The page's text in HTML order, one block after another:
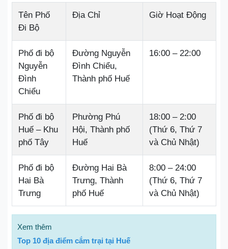
Tên Phố
Đi Bộ
Địa Chỉ Giờ Hoạt Động
Phố đi bộ
Nguyễn
Đình
Chiểu
Đường Nguyễn
Đình Chiểu,
Thành phố Huế
16:00 – 22:00
Phố đi bộ
Huế – Khu
phố Tây
Phường Phú
Hội, Thành phố
Huế
18:00 – 2:00
(Thứ 6, Thứ 7
và Chủ Nhật)
Phố đi bộ
Hai Bà
Trưng
Đường Hai Bà
Trưng, Thành
phố Huế
8:00 – 24:00
(Thứ 6, Thứ 7
và Chủ Nhật)
Xem thêm
Top 10 địa điểm cắm trại tại Huế